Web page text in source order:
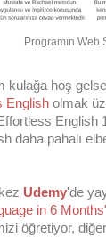
Programın Web
kulağa hoş
English olmak
English
daha pahalı
Udemy'de
in 6
öğretiyor,